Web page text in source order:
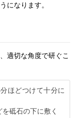
になります。
適切な角度で研ぐこ
ほどつけて十分に
砥石の下に敷く